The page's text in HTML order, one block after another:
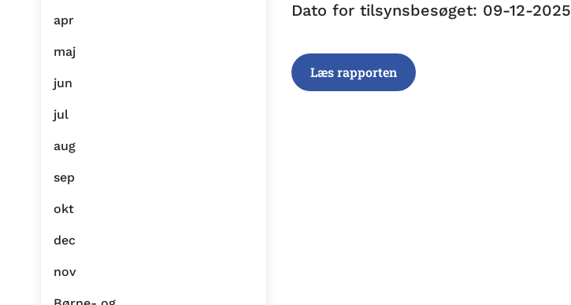
apr
maj
jun
jul
aug
sep
okt
dec
nov
Dato for tilsynsbesøget: 09-12-2025
Læs rapporten